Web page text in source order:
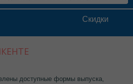
Скидки
доступные формы выпуска,